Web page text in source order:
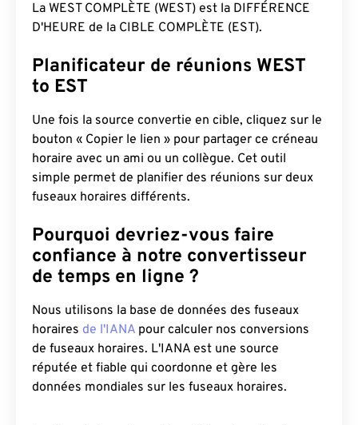
La WEST COMPLÈTE (WEST) est la DIFFÉRENCE
D'HEURE de la CIBLE COMPLÈTE (EST).
Planificateur de réunions WEST
to EST
Une fois la source convertie en cible, cliquez sur le
bouton « Copier le lien » pour partager ce créneau
horaire avec un ami ou un collègue. Cet outil
simple permet de planifier des réunions sur deux
fuseaux horaires différents.
Pourquoi devriez-vous faire
confiance à notre convertisseur
de temps en ligne ?
Nous utilisons la base de données des fuseaux
horaires de l'IANA pour calculer nos conversions
de fuseaux horaires. L'IANA est une source
réputée et fiable qui coordonne et gère les
données mondiales sur les fuseaux horaires.